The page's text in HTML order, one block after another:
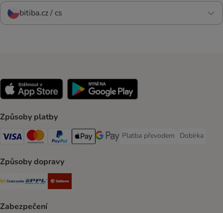
bitiba.cz / cs
Způsoby platby
Visa Payment Method
mastercard Payment Method
PayPal Payment Method
Apple pay Payment Method
Google Pay Payment Method
Platba převodem
Platba převodem Payment
Dobírka
Dobírka
Způsoby dopravy
Česká pošta Shipping Method
PPL Shipping Method
Zabezpečení